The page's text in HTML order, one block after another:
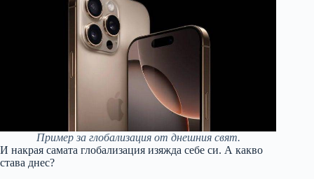
Пример за глобализация от днешния свят.
И накрая самата глобализация изяжда себе си. А какво
става днес?